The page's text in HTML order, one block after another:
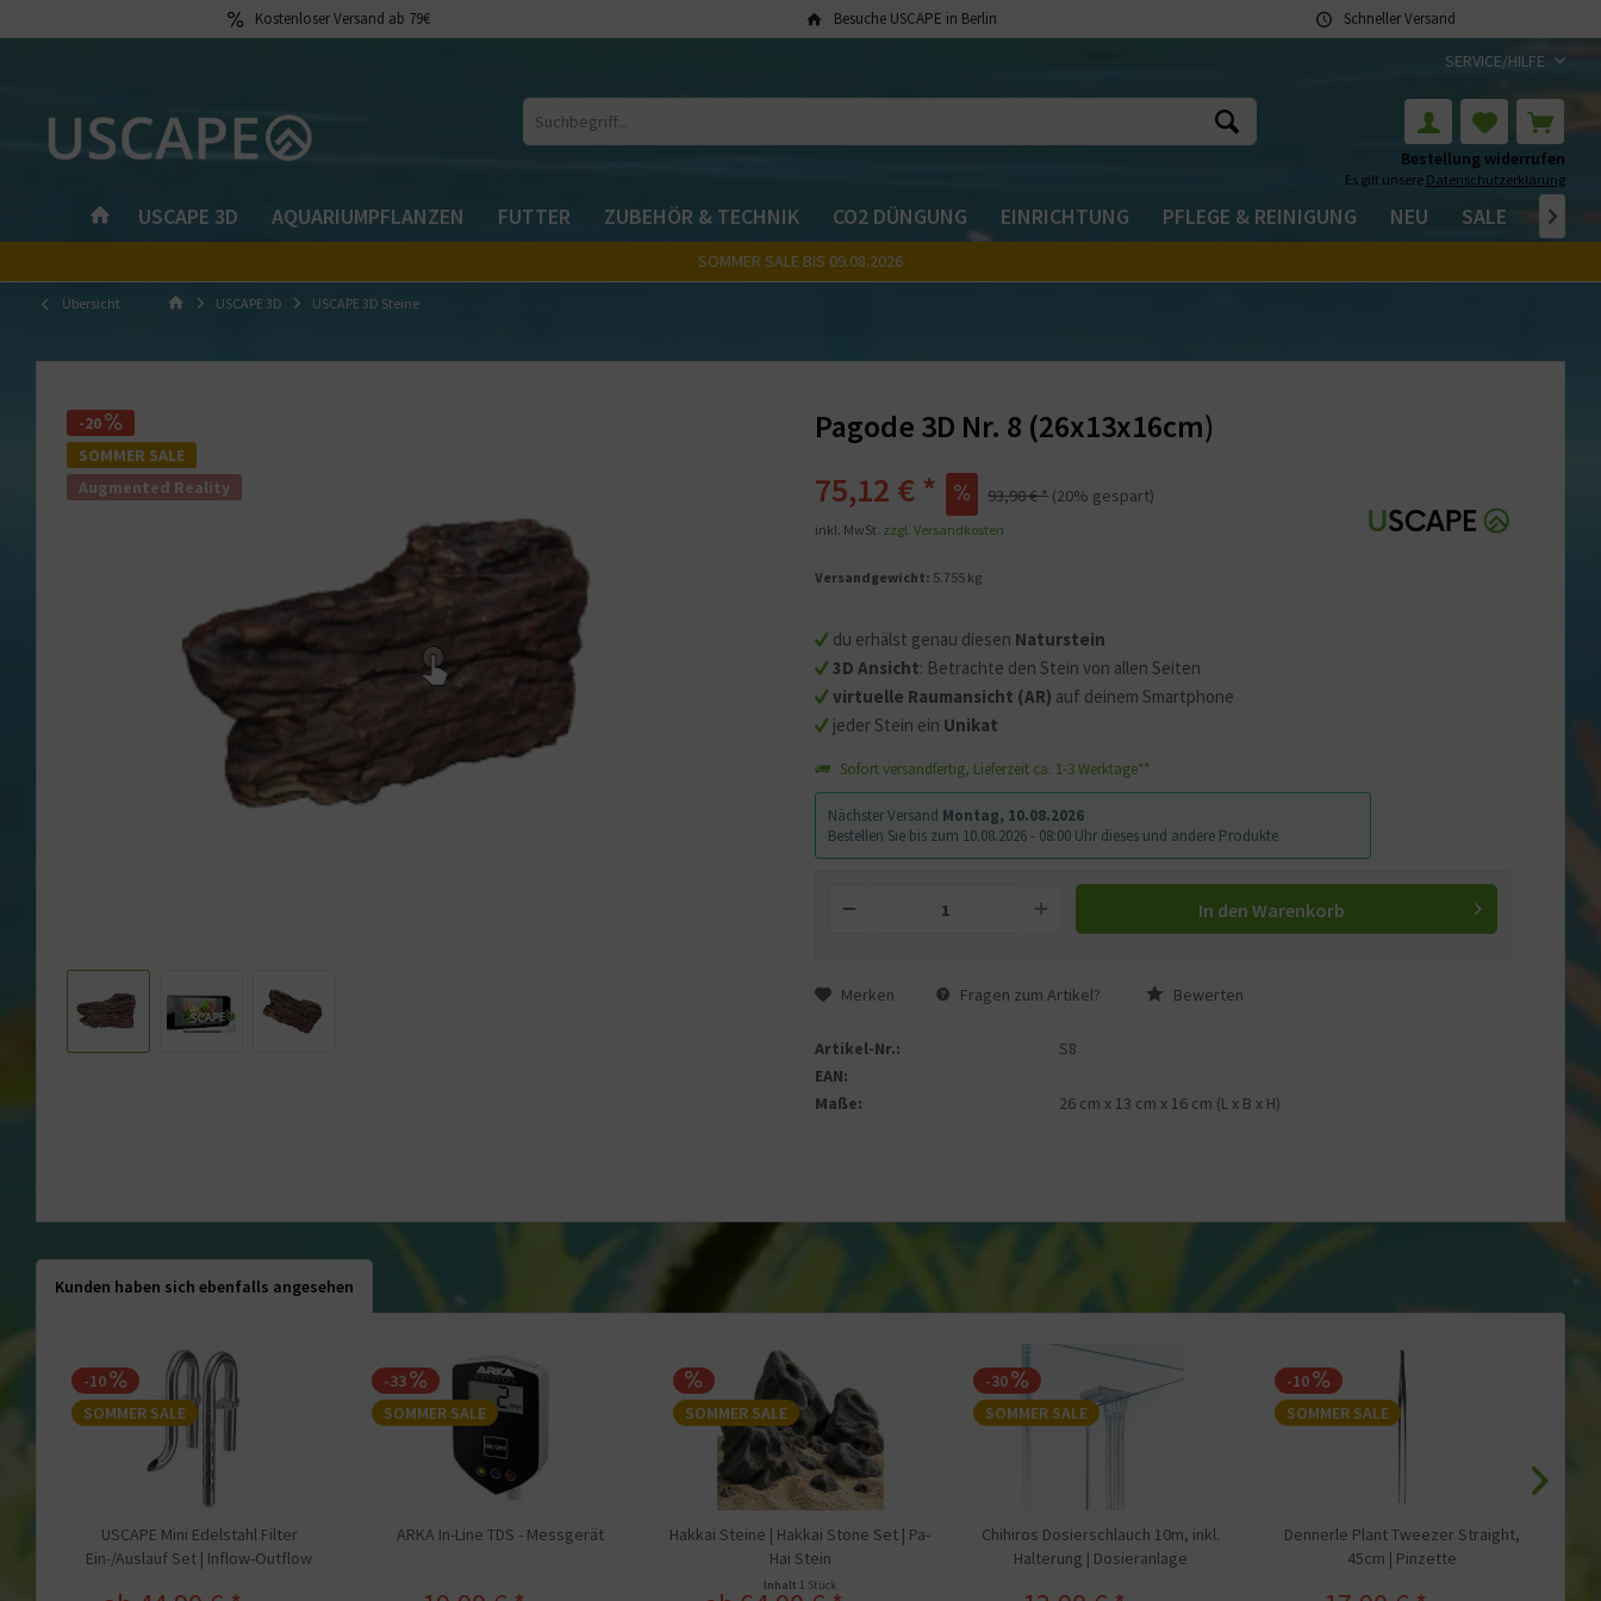
Kostenloser Versand ab 79€ Besuche USCAPE in Berlin Schneller Versand
SERVICE/HILFE
Bestellung widerrufen
Es gilt unsere Datenschutzerklärung
USCAPE 3D AQUARIUMPFLANZEN FUTTER ZUBEHÖR & TECHNIK CO2 DÜNGUNG EINRICHTUNG PFLEGE & REINIGUNG NEU SALE 
SOMMER SALE BIS 09.08.2026
Übersicht USCAPE 3D USCAPE 3D Steine
-20
SOMMER SALE
Augmented Reality
Mit dem Aufruf des Videos erklären
übermittelt werden und dass Sie die
gelesen haben.
Pagode 3D Nr. 8 (26x13x16cm)
du erhälst genau diesen Naturstein
3D Ansicht: Betrachte den Stein von allen Seiten
virtuelle Raumansicht (AR) auf deinem Smartphone
jeder Stein ein Unikat
75,12 € * 93,90 € * (20% gespart)
inkl. MwSt. zzgl. Versandkosten
Versandgewicht: 5.755 kg
Sofort versandfertig, Lieferzeit ca. 1-3 Werktage**
Nächster Versand Montag, 10.08.2026
Bestellen Sie bis zum 10.08.2026 - 08:00 Uhr dieses und andere Produkte.
In den Warenkorb
Merken Fragen zum Artikel? Bewerten
Artikel-Nr.:
S8
EAN:
Maße:
26 cm x 13 cm x 16 cm (L x B x H)
Kunden haben sich ebenfalls angesehen
-10
SOMMER SALE
USCAPE Mini Edelstahl Filter
Ein-/Auslauf Set | Inflow-Outflow
-33
SOMMER SALE
ARKA In-Line TDS - Messgerät
SOMMER SALE
Hakkai Steine | Hakkai Stone Set | Pa-
Hai Stein
Inhalt 1 Stück
-30
SOMMER SALE
Chihiros Dosierschlauch 10m, inkl.
Halterung | Dosieranlage
-10
SOMMER SALE
Dennerle Plant Tweezer Straight,
45cm | Pinzette